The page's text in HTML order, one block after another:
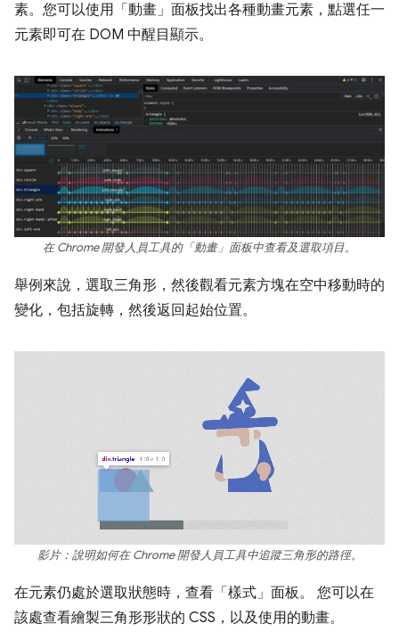
素。您可以使用「動畫」面板找出各種動畫元素，點選任一
元素即可在 DOM 中醒目顯示。
在 Chrome 開發人員工具的「動畫」面板中查看及選取項目。
舉例來說，選取三角形，然後觀看元素方塊在空中移動時的
變化，包括旋轉，然後返回起始位置。
影片：說明如何在 Chrome 開發人員工具中追蹤三角形的路徑。
在元素仍處於選取狀態時，查看「樣式」面板。 您可以在
該處查看繪製三角形形狀的 CSS，以及使用的動畫。